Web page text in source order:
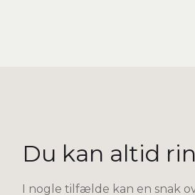
Du kan altid
I nogle tilfælde kan en snak